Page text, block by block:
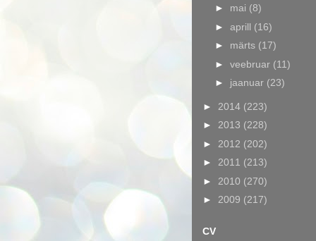
► mai (8)
► aprill (16)
► märts (17)
► veebruar (11)
► jaanuar (23)
► 2014 (223)
► 2013 (228)
► 2012 (202)
► 2011 (213)
► 2010 (270)
► 2009 (217)
CV